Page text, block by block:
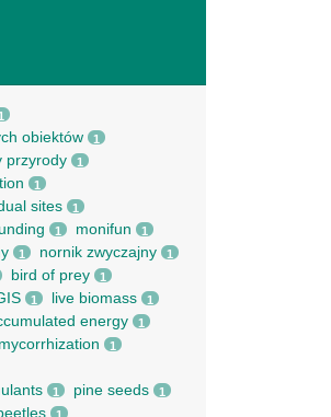
obiektów 1
przyrody 1
1
sites 1
1 monifun 1
1 nornik zwyczajny 1
bird of prey 1
1 live biomass 1
energy 1
mycorrhization 1
1 pine seeds 1